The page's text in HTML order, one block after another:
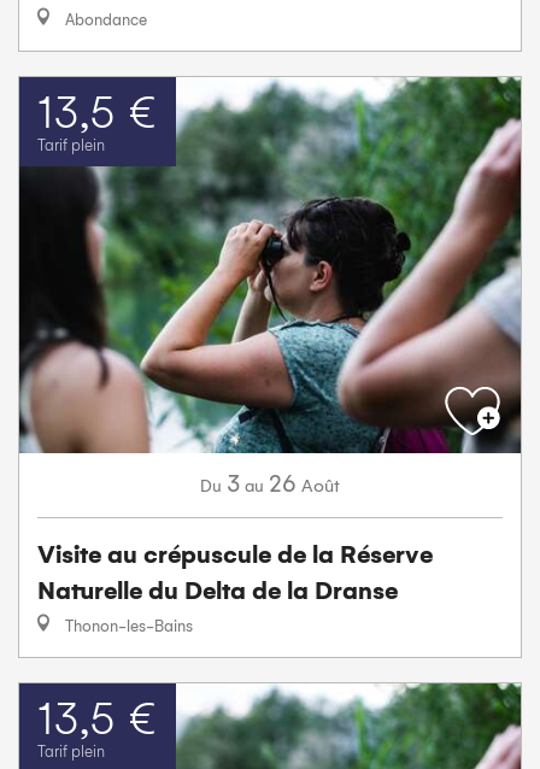
Abondance
13,5 €
Tarif plein
Du 3 au 26 Août
Visite au crépuscule de la Réserve
Naturelle du Delta de la Dranse
Thonon-les-Bains
13,5 €
Tarif plein